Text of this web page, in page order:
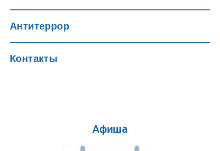
Антитеррор
Контакты
Афиша